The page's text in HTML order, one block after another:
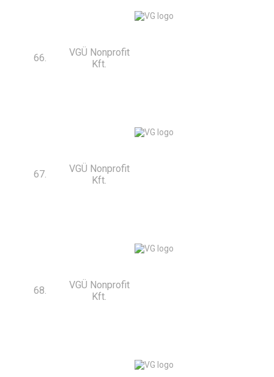
66.
VGÜ Nonprofit
Kft.
67.
VGÜ Nonprofit
Kft.
68.
VGÜ Nonprofit
Kft.